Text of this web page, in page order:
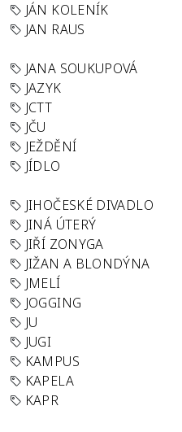
JÁN KOLENÍK
JAN RAUS
JANA SOUKUPOVÁ
JAZYK
JCTT
JČU
JEŽDĚNÍ
JÍDLO
JIHOČESKÉ DIVADLO
JINÁ ÚTERÝ
JIŘÍ ZONYGA
JIŽAN A BLONDÝNA
JMELÍ
JOGGING
JU
JUGI
KAMPUS
KAPELA
KAPR